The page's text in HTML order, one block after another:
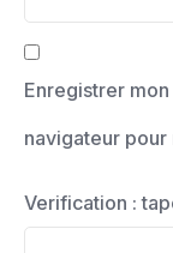
Enregistrer
navigateur
Verification :